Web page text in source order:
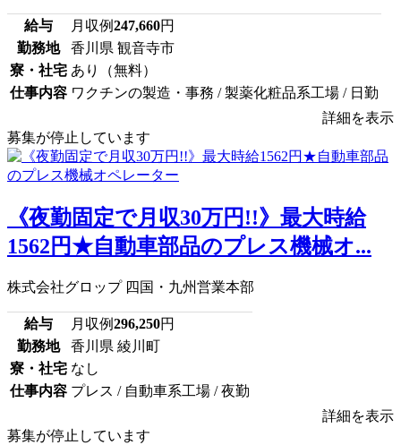
給与 月収例247,660円
勤務地
香川県 観音寺市
寮・社宅 あり（無料）
仕事内容 ワクチンの製造・事務 / 製薬化粧品系工場 / 日勤
詳細を表示
募集が停止しています
《夜勤固定で月収30万円!!》最大時給
1562円★自動車部品のプレス機械オ...
株式会社グロップ 四国・九州営業本部
給与 月収例296,250円
勤務地
香川県 綾川町
寮・社宅 なし
仕事内容 プレス / 自動車系工場 / 夜勤
詳細を表示
募集が停止しています